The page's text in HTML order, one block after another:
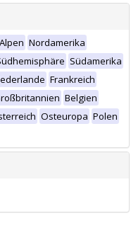
Alpen Nordamerika
Südamerika
Frankreich
Belgien
Osteuropa Polen